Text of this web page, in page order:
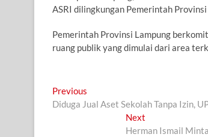
ASRI dilingkungan Pemerintah
Pemerintah Provinsi Lampung
ruang publik yang dimulai dari area
Navigasi
pos
Previous
post:
Diduga Jual Aset Sekolah Tanpa Izin,
Next
post:
Herman Ismail